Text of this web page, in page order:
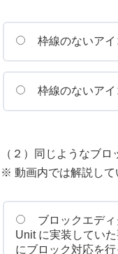
枠線のないア
（２）同じようなブ
※ 動画内では解説して
ブロックエデ
Unit に実装してい
にブロック対応を